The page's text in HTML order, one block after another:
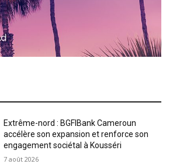
Extrême-nord : BGFIBank Cameroun
accélère son expansion et renforce son
engagement sociétal à Kousséri
7 août 2026